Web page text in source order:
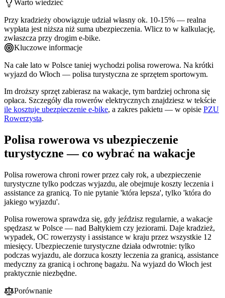
Warto wiedzieć
Przy kradzieży obowiązuje udział własny ok. 10-15% — realna
wypłata jest niższa niż suma ubezpieczenia. Wlicz to w kalkulację,
zwłaszcza przy drogim e-bike.
Kluczowe informacje
Na całe lato w Polsce taniej wychodzi polisa rowerowa. Na krótki
wyjazd do Włoch — polisa turystyczna ze sprzętem sportowym.
Im droższy sprzęt zabierasz na wakacje, tym bardziej ochrona się
opłaca. Szczegóły dla rowerów elektrycznych znajdziesz w tekście
ile kosztuje ubezpieczenie e-bike, a zakres pakietu — w opisie PZU
Rowerzysta.
Polisa rowerowa vs ubezpieczenie
turystyczne — co wybrać na wakacje
Polisa rowerowa chroni rower przez cały rok, a ubezpieczenie
turystyczne tylko podczas wyjazdu, ale obejmuje koszty leczenia i
assistance za granicą. To nie pytanie 'która lepsza', tylko 'która do
jakiego wyjazdu'.
Polisa rowerowa sprawdza się, gdy jeździsz regularnie, a wakacje
spędzasz w Polsce — nad Bałtykiem czy jeziorami. Daje kradzież,
wypadek, OC rowerzysty i assistance w kraju przez wszystkie 12
miesięcy. Ubezpieczenie turystyczne działa odwrotnie: tylko
podczas wyjazdu, ale dorzuca koszty leczenia za granicą, assistance
medyczny za granicą i ochronę bagażu. Na wyjazd do Włoch jest
praktycznie niezbędne.
Porównanie